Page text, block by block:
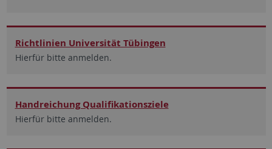
Richtlinien Universität Tübingen
Hierfür bitte anmelden.
Handreichung Qualifikationsziele
Hierfür bitte anmelden.